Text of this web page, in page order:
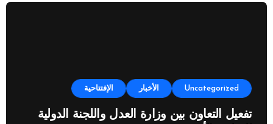
Uncategorized الأخبار الإفتتاحية
تفعيل التعاون بين وزارة العدل واللجنة الدولية